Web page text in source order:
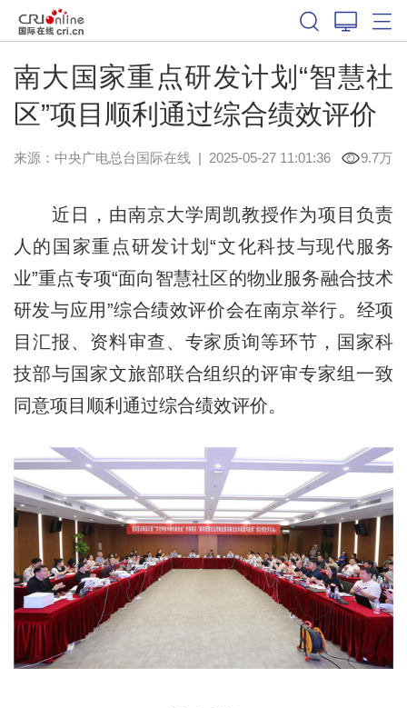
南大国家重点研发计划“智慧社
区”项目顺利通过综合绩效评价
来源：中央广电总台国际在线| 2025-05-27 11:01:36 9.7万
近日，由南京大学周凯教授作为项目负责
人的国家重点研发计划“文化科技与现代服务
业”重点专项“面向智慧社区的物业服务融合技术
研发与应用”综合绩效评价会在南京举行。经项
目汇报、资料审查、专家质询等环节，国家科
技部与国家文旅部联合组织的评审专家组一致
同意项目顺利通过综合绩效评价。